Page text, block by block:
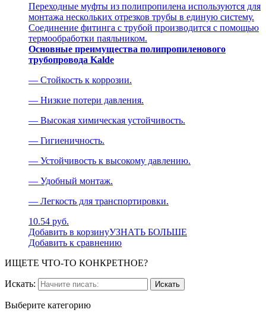
Переходные муфты из полипропилена используются для
монтажа нескольких отрезков трубы в единую систему.
Соединение фитинга с трубой производится с помощью
термообработки паяльником.
Основные преимущества полипропиленового
трубопровода Kalde
— Стойкость к коррозии.
— Низкие потери давления.
— Высокая химическая устойчивость.
— Гигиеничность.
— Устойчивость к высокому давлению.
— Удобный монтаж.
— Легкость для транспортировки.
10.54 руб.
Добавить в корзинуУЗНАТЬ БОЛЬШЕ
Добавить к сравнению
ИЩЕТЕ ЧТО-ТО КОНКРЕТНОЕ?
Искать:
Выберите категорию